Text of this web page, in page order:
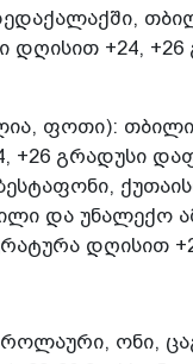
დღისით +24, +26
ფოთი):
+26 გრადუსი
და უნალექო
დღისით
ონი,